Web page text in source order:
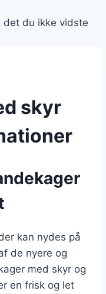
skyr
kan nydes på
de nyere og
med skyr og
en frisk og let